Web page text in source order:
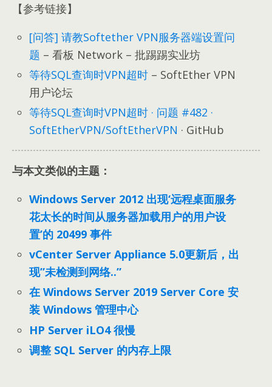
【参考链接】
[问答] 请教Softether VPN服务器端设置问
题 – 看板 Network – 批踢踢实业坊
等待SQL查询时VPN超时 – SoftEther VPN
用户论坛
等待SQL查询时VPN超时 · 问题 #482 ·
SoftEtherVPN/SoftEtherVPN · GitHub
与本文类似的主题：
Windows Server 2012 出现‘远程桌面服务
花太长的时间从服务器加载用户的用户设
置’的 20499 事件
vCenter Server Appliance 5.0更新后，出
现”未检测到网络..”
在 Windows Server 2019 Server Core 安
装 Windows 管理中心
HP Server iLO4 很慢
调整 SQL Server 的内存上限